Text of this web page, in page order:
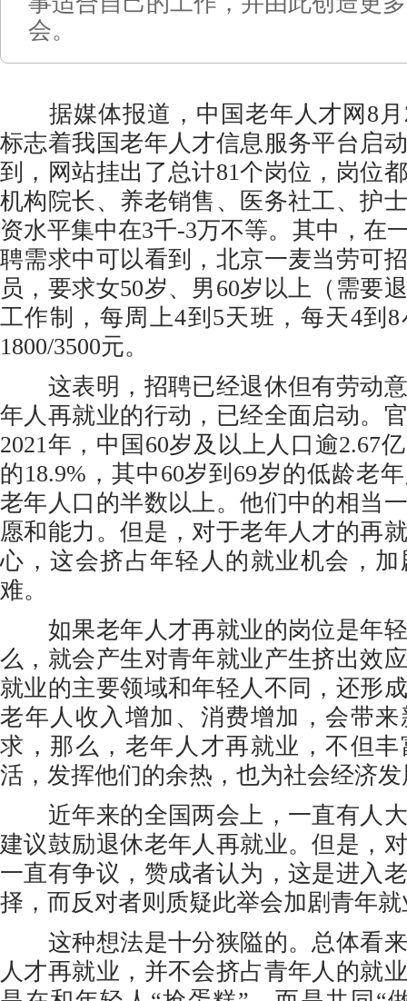
会。
据媒体报道，中国老年人才网8月
标志着我国老年人才信息服务平台启
到，网站挂出了总计81个岗位，岗位
机构院长、养老销售、医务社工、护
资水平集中在3千-3万不等。其中，在
聘需求中可以看到，北京一麦当劳可
员，要求女50岁、男60岁以上（需要
工作制，每周上4到5天班，每天4到
1800/3500元。
这表明，招聘已经退休但有劳动意
年人再就业的行动，已经全面启动。
2021年，中国60岁及以上人口逾2.67
的18.9%，其中60岁到69岁的低龄老
老年人口的半数以上。他们中的相当
愿和能力。但是，对于老年人才的再
心，这会挤占年轻人的就业机会，
难。
如果老年人才再就业的岗位是年轻
么，就会产生对青年就业产生挤出效
就业的主要领域和年轻人不同，还形
老年人收入增加、消费增加，会带
求，那么，老年人才再就业，不但
活，发挥他们的余热，也为社会经济
近年来的全国两会上，一直有人大
建议鼓励退休老年人再就业。但是，
一直有争议，赞成者认为，这是进入
择，而反对者则质疑此举会加剧青年
这种想法是十分狭隘的。总体看来
人才再就业，并不会挤占青年人的就